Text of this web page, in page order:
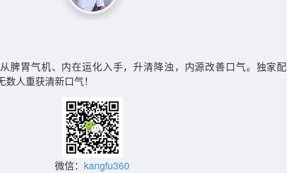
脾胃气机、内在运化入手，升清降浊，内源改善口气。独家配
人重获清新口气！
微信： kangfu360